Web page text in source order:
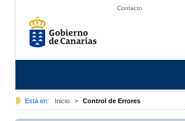
Contacto
Está en: Inicio > Control de Errores